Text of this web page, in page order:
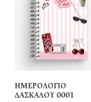
ΗΜΕΡΟΛΟΓΙΟ
ΔΑΣΚΑΛΟΥ 0001